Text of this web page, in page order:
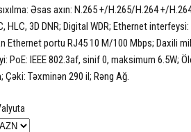
Əsas axın: N.265 +/H.265/H.264 +/
HLC, 3D DNR; Digital WDR; Ethernet
Ethernet portu RJ45 10 M/100 Mbps; Daxili
PoE: IEEE 802.3af, sinif 0, maksimum 6.5W;
Çəki: Təxminən 290 il; Rəng Ağ.